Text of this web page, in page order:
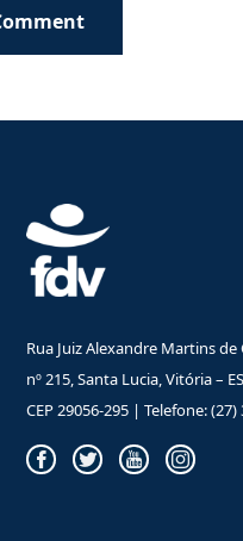
Rua Juiz Alexandre Martins de
nº 215, Santa Lucia, Vitória –
CEP 29056-295 | Telefone: (27)